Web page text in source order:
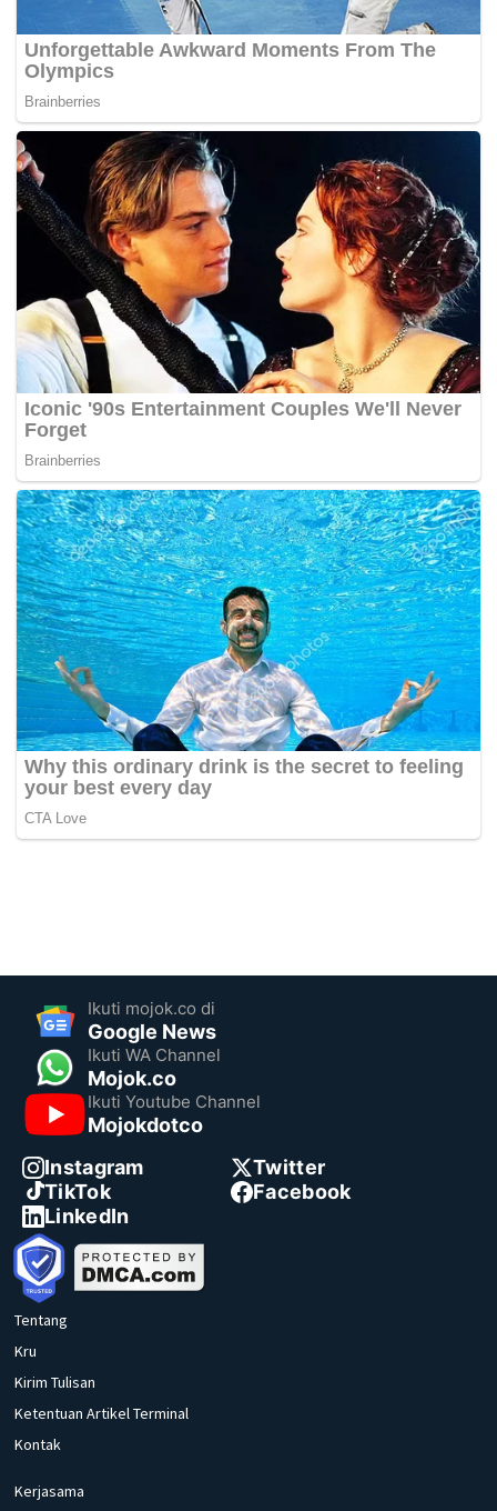
Ikuti mojok.co di
Google News
Ikuti WA Channel
Mojok.co
Ikuti Youtube Channel
Mojokdotco
Instagram
Twitter
TikTok
Facebook
LinkedIn
Tentang
Kru
Kirim Tulisan
Ketentuan Artikel Terminal
Kontak
Kerjasama